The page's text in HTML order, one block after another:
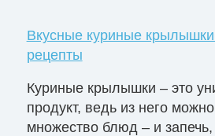
Вкусные куриные
рецепты
Куриные крылышки – это
продукт, ведь из него
множество блюд – и